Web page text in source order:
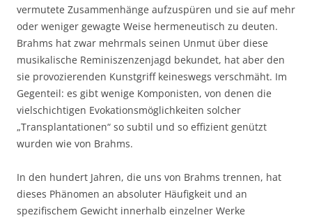
vermutete Zusammenhänge aufzuspüren und sie auf mehr
oder weniger gewagte Weise hermeneutisch zu deuten.
Brahms hat zwar mehrmals seinen Unmut über diese
musikalische Reminiszenzenjagd bekundet, hat aber den
sie provozierenden Kunstgriff keineswegs verschmäht. Im
Gegenteil: es gibt wenige Komponisten, von denen die
vielschichtigen Evokationsmöglichkeiten solcher
„Transplantationen“ so subtil und so effizient genützt
wurden wie von Brahms.
In den hundert Jahren, die uns von Brahms trennen, hat
dieses Phänomen an absoluter Häufigkeit und an
spezifischem Gewicht innerhalb einzelner Werke